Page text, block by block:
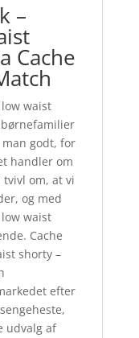
–
Cache
waist
godt, for
handler om
om, at vi
og med
waist
Cache
shorty –
efter
udvalg af